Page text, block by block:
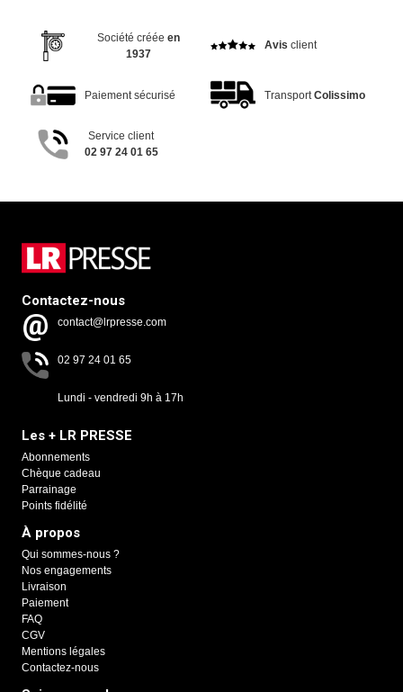
Société créée en
1937
Avis client
Paiement sécurisé Transport Colissimo
Service client
02 97 24 01 65
Contactez-nous
contact@lrpresse.com
02 97 24 01 65
Lundi - vendredi 9h à 17h
Les + LR PRESSE
Abonnements
Chèque cadeau
Parrainage
Points fidélité
À propos
Qui sommes-nous ?
Nos engagements
Livraison
Paiement
FAQ
CGV
Mentions légales
Contactez-nous